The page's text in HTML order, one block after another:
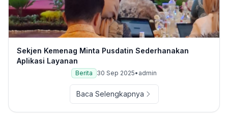
Sekjen Kemenag Minta Pusdatin Sederhanakan
Aplikasi Layanan
Berita 30 Sep 2025• admin
Baca Selengkapnya